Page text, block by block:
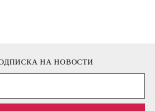
НА НОВОСТИ